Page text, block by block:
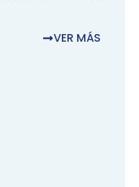
VER MÁS